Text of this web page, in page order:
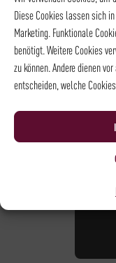
Diese Cookies lassen sich
Marketing. Funktionale
benötigt. Weitere Cookies
zu können. Andere dienen
entscheiden, welche